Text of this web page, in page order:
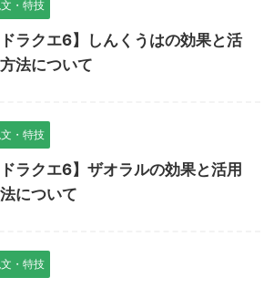
・特技
ドラクエ6】しんくうはの効果と活
法について
・特技
ドラクエ6】ザオラルの効果と活用
について
・特技